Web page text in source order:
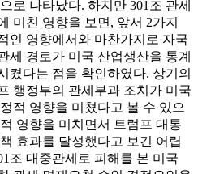
로 나타났다. 하지만 301조 관세
미친 영향을 보면, 앞서 2가지
인 영향에서와 마찬가지로 자국
세 경로가 미국 산업생산을 통계
켰다는 점을 확인하였다. 상기의
행정부의 관세부과 조치가 미국
적 영향을 미쳤다고 볼 수 있으
영향을 미치면서 트럼프 대통
효과를 달성했다고 보긴 어렵
조 대중관세로 피해를 본 미국